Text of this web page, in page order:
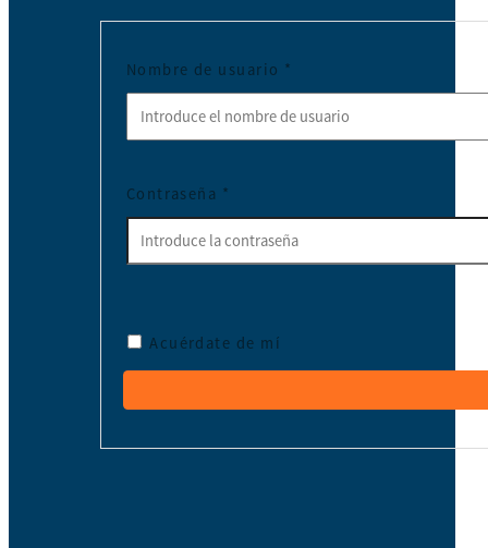
Nombre de usuario *
Contraseña *
Acuérdate de mí